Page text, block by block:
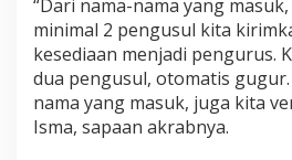
“Dari nama-nama yang
minimal 2 pengusul kita
kesediaan menjadi pengurus.
dua pengusul, otomatis
nama yang masuk, juga kita
Isma, sapaan akrabnya.